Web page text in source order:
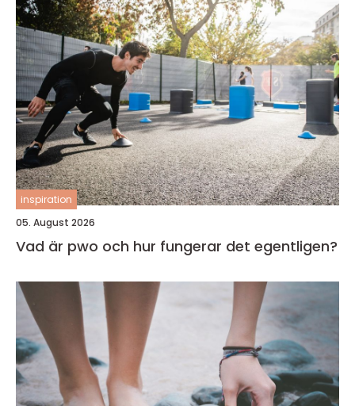
inspiration
05. August 2026
Vad är pwo och hur fungerar det egentligen?